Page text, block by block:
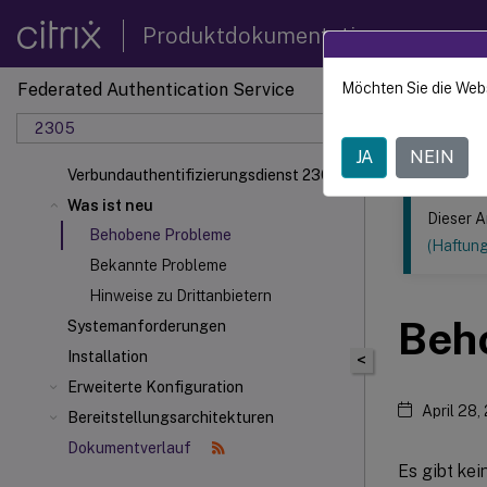
Produktdokumentation
Federated Authentication Service
2305
Verbundauthentifizierungsdienst 2305
Was ist neu
Behobene Probleme
Bekannte Probleme
Hinweise zu Drittanbietern
Systemanforderungen
Installation
Erweiterte Konfiguration
Bereitstellungsarchitekturen
Dokumentverlauf
Dieser Inhalt
<
Dieser
April 28,
Es gibt
Möchten Sie die
JA NEIN